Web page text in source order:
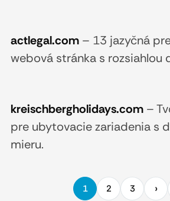
actlegal.com– 13 jazyčná
webová stránka s rozsiahlou
kreischbergholidays.com–
pre ubytovacie zariadenia s
mieru.
1 2 3